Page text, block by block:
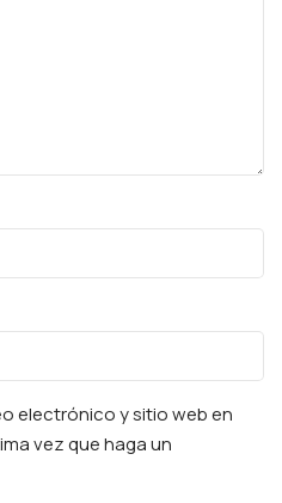
electrónico y sitio web en
vez que haga un